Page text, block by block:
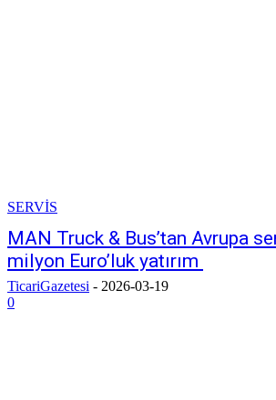
SERVİS
MAN Truck & Bus’tan Avrupa
milyon Euro’luk yatırım
TicariGazetesi - 2026-03-19
0